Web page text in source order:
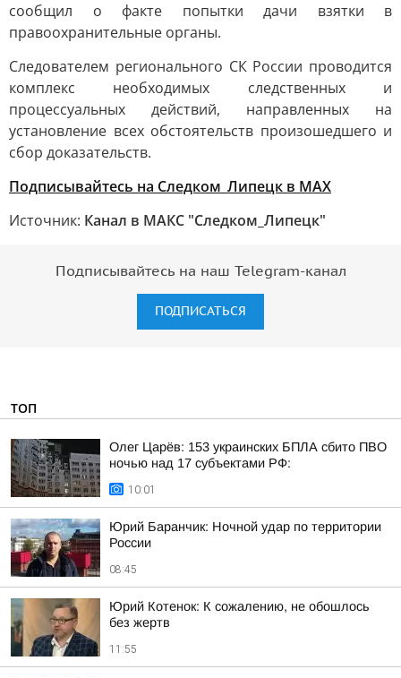
сообщил о факте попытки дачи взятки в
правоохранительные органы.
Следователем регионального СК России проводится
комплекс необходимых следственных и
процессуальных действий, направленных на
установление всех обстоятельств произошедшего и
сбор доказательств.
Подписывайтесь на Следком_Липецк в MAX
Источник: Канал в МАКС "Следком_Липецк"
Подписывайтесь на наш Telegram-канал
ПОДПИСАТЬСЯ
ТОП
Олег Царёв: 153 украинских БПЛА сбито ПВО
ночью над 17 субъектами РФ:
10:01
Юрий Баранчик: Ночной удар по территории
России
08:45
Юрий Котенок: К сожалению, не обошлось
без жертв
11:55